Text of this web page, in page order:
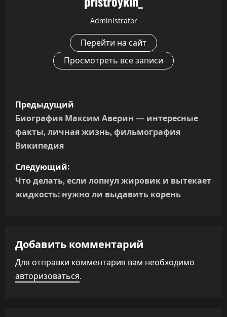
Administrator
Перейти на сайт
Просмотреть все записи
Н
а
в
и
г
и
я
Предыдущий
Биография Максим Аверин — интересные
факты, личная жизнь, фильмография
Википедия
Следующий:
Что делать, если лопнул жировик и вытекает
жидкость: нужно ли выдавить корень
Добавить комментарий
Для отправки комментария вам необходимо
авторизоваться.